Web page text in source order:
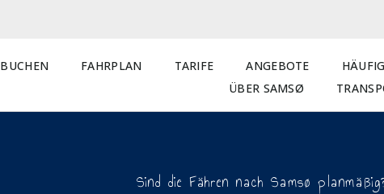
BUCHEN FAHRPLAN TARIFE ANGEBOTE
ÜBER SAMSØ
Sind die Fähren nach Samsø